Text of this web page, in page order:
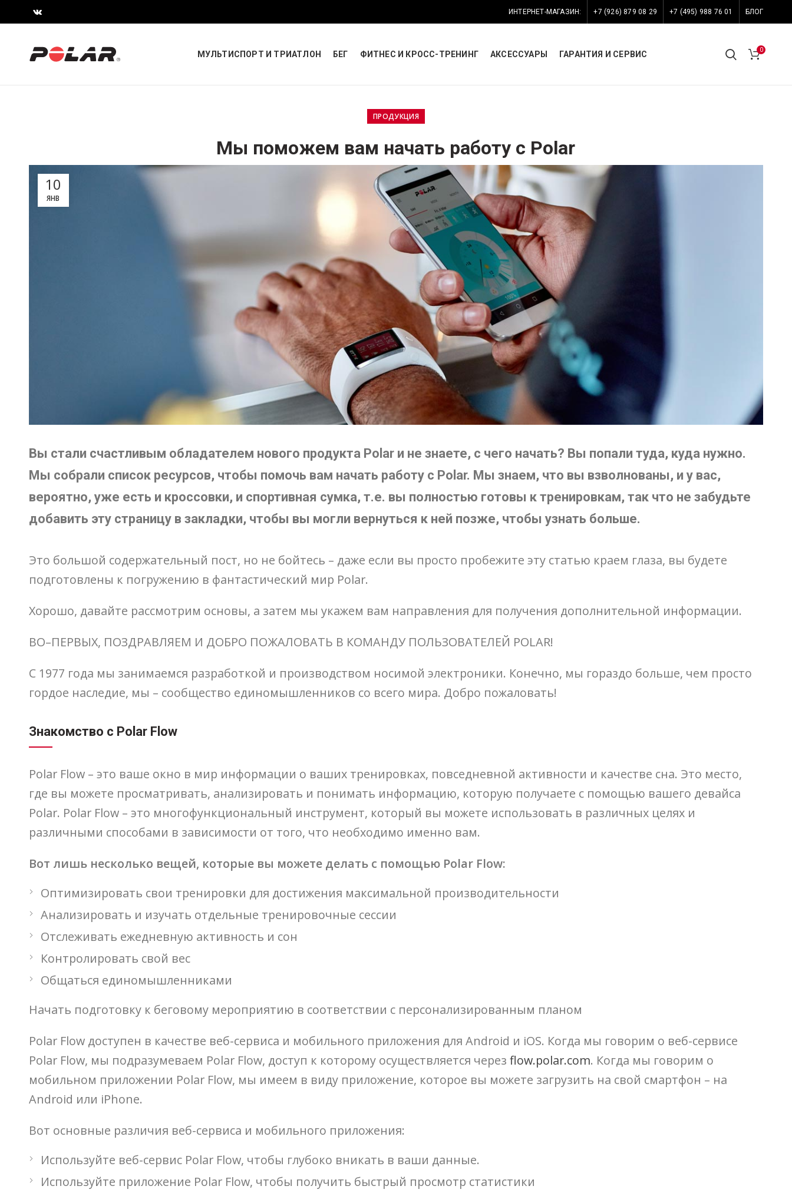
ИНТЕРНЕТ-МАГАЗИН: +7 (926) 879 08 29 +7 (495) 988 76 01 БЛОГ
МУЛЬТИСПОРТ И ТРИАТЛОН БЕГ ФИТНЕС И КРОСС-ТРЕНИНГ АКСЕССУАРЫ ГАРАНТИЯ И СЕРВИС 0
ПРОДУКЦИЯ
Мы поможем вам начать работу с Polar
10
ЯНВ
Вы стали счастливым обладателем нового продукта Polar и не знаете, с чего начать? Вы попали туда, куда нужно.
Мы собрали список ресурсов, чтобы помочь вам начать работу с Polar. Мы знаем, что вы взволнованы, и у вас,
вероятно, уже есть и кроссовки, и спортивная сумка, т.е. вы полностью готовы к тренировкам, так что не забудьте
добавить эту страницу в закладки, чтобы вы могли вернуться к ней позже, чтобы узнать больше.
Это большой содержательный пост, но не бойтесь – даже если вы просто пробежите эту статью краем глаза, вы будете
подготовлены к погружению в фантастический мир Polar.
Хорошо, давайте рассмотрим основы, а затем мы укажем вам направления для получения дополнительной информации.
ВО–ПЕРВЫХ, ПОЗДРАВЛЯЕМ И ДОБРО ПОЖАЛОВАТЬ В КОМАНДУ ПОЛЬЗОВАТЕЛЕЙ POLAR!
С 1977 года мы занимаемся разработкой и производством носимой электроники. Конечно, мы гораздо больше, чем просто
гордое наследие, мы – сообщество единомышленников со всего мира. Добро пожаловать!
Знакомство с Polar Flow
Polar Flow – это ваше окно в мир информации о ваших тренировках, повседневной активности и качестве сна. Это место,
где вы можете просматривать, анализировать и понимать информацию, которую получаете с помощью вашего девайса
Polar. Polar Flow – это многофункциональный инструмент, который вы можете использовать в различных целях и
различными способами в зависимости от того, что необходимо именно вам.
Вот лишь несколько вещей, которые вы можете делать с помощью Polar Flow:
Оптимизировать свои тренировки для достижения максимальной производительности
Анализировать и изучать отдельные тренировочные сессии
Отслеживать ежедневную активность и сон
Контролировать свой вес
Общаться единомышленниками
Начать подготовку к беговому мероприятию в соответствии с персонализированным планом
Polar Flow доступен в качестве веб-сервиса и мобильного приложения для Android и iOS. Когда мы говорим о веб-сервисе
Polar Flow, мы подразумеваем Polar Flow, доступ к которому осуществляется через flow.polar.com. Когда мы говорим о
мобильном приложении Polar Flow, мы имеем в виду приложение, которое вы можете загрузить на свой смартфон – на
Android или iPhone.
Вот основные различия веб-сервиса и мобильного приложения:
Используйте веб-сервис Polar Flow, чтобы глубоко вникать в ваши данные.
Используйте приложение Polar Flow, чтобы получить быстрый просмотр статистики